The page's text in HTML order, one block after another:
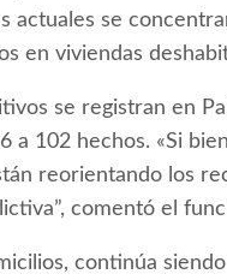
actuales se
en viviendas
se registran en
a 102 hechos. «Si
reorientando los
comentó el
continúa